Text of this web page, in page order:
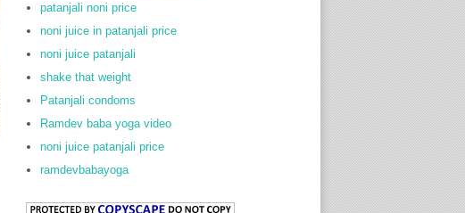
patanjali noni price
noni juice in patanjali price
noni juice patanjali
shake that weight
Patanjali condoms
Ramdev baba yoga video
noni juice patanjali price
ramdevbabayoga